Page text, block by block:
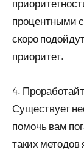
процентными
скоро
приоритет.
4.
Существует
помочь вам
таких методов